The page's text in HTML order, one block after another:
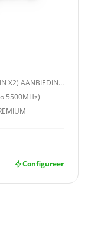
NVIDIA RTX 5070 12GB (Inno3D RTX 5070 TWIN X2) AANBIEDING!
5500MHz)
Configureer